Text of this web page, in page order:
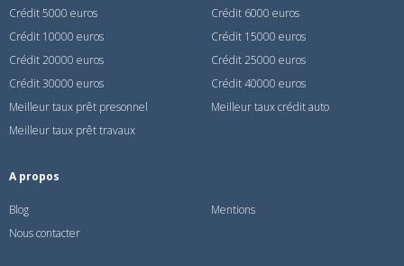
Crédit 5000 euros
Crédit 6000 euros
Crédit 10000 euros
Crédit 15000 euros
Crédit 20000 euros
Crédit 25000 euros
Crédit 30000 euros
Crédit 40000 euros
Meilleur taux prêt presonnel
Meilleur taux crédit auto
Meilleur taux prêt travaux
A propos
Blog
Mentions
Nous contacter